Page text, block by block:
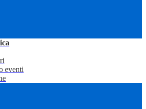
eventi